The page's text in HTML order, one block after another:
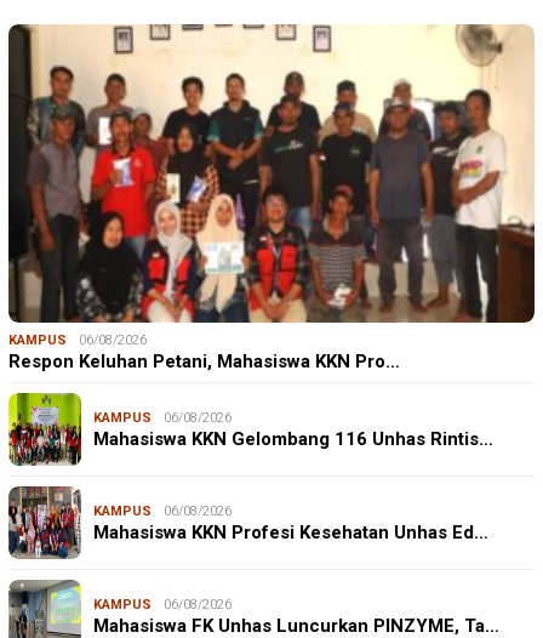
KAMPUS 06/08/2026
Respon Keluhan Petani, Mahasiswa KKN Pro…
KAMPUS 06/08/2026
Mahasiswa KKN Gelombang 116 Unhas Rintis…
KAMPUS 06/08/2026
Mahasiswa KKN Profesi Kesehatan Unhas Ed…
KAMPUS 06/08/2026
Mahasiswa FK Unhas Luncurkan PINZYME, Ta…